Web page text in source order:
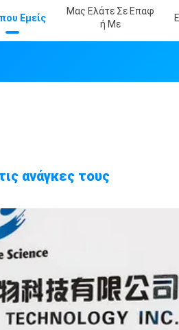
Εμείς
Μας Ελάτε Σε Επαφ
Ή Με
ανάγκες τους